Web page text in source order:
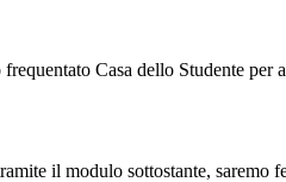
frequentato Casa dello Studente per
il modulo sottostante, saremo